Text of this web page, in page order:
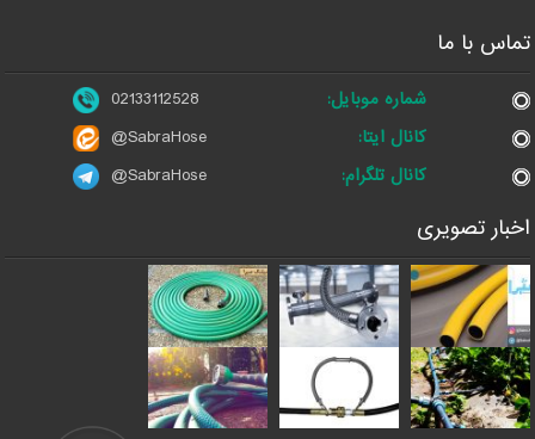
تماس با ما
شماره موبایل:
02133112528
کانال ایتا:
@SabraHose
کانال تلگرام:
@SabraHose
اخبار تصویری